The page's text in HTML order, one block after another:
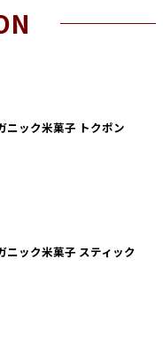
ニック米菓子 トクポン
ニック米菓子 スティック